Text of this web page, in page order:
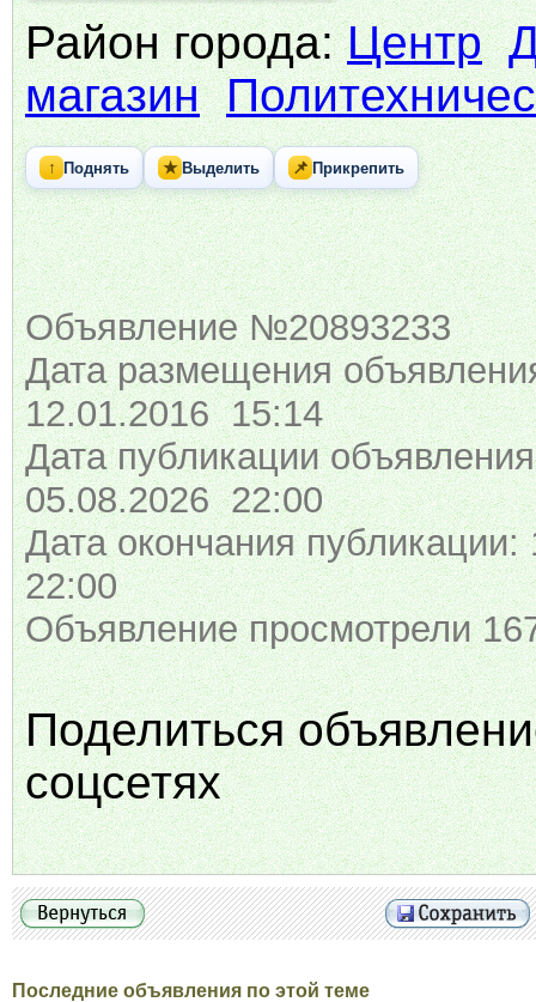
Район города:Центр
магазин
↑ Поднять ★ Выделить 📌 Прикрепить
Объявление №20893233
Дата размещения
12.01.2016 15:14
Дата публикации
05.08.2026 22:00
Дата окончания публикации:
22:00
Объявление просмотрели
Поделиться
соцсетях
Последние объявления по этой теме